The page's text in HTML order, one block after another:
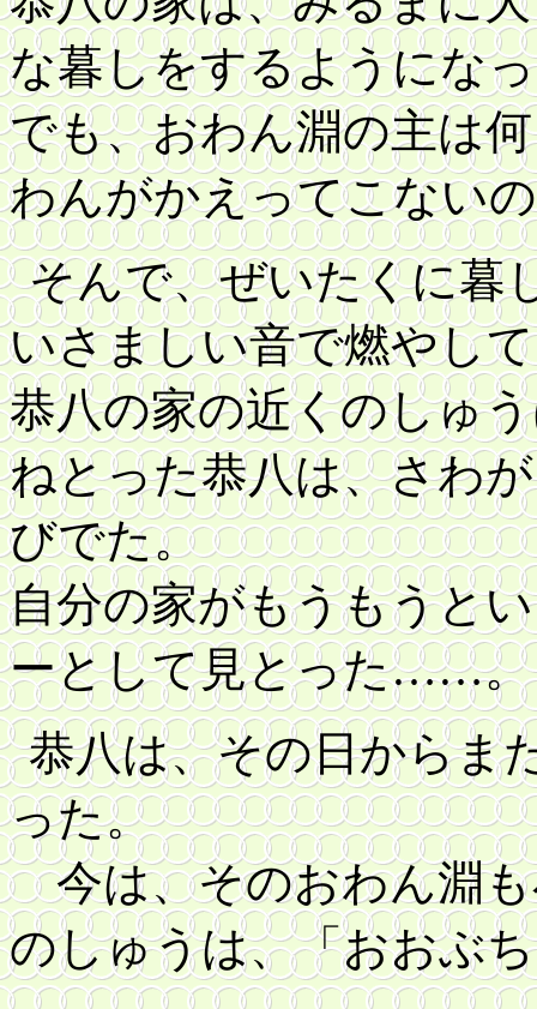
な暮しをするようにな
でも、おわん淵の主は
わんがかえってこない
そんで、ぜいたくに暮
いさましい音で燃やし
恭八の家の近くのしゅ
ねとった恭八は、さわ
びでた。
自分の家がもうもうと
ーとして見とった……。
恭八は、その日からま
った。
今は、そのおわん淵も
のしゅうは、「おおぶ